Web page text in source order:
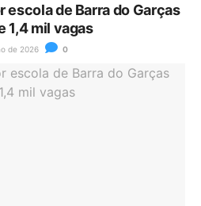
escola de Barra do Garças
1,4 mil vagas
de 2026 0